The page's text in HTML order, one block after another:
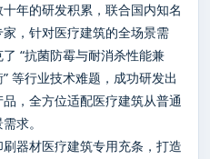
年的研发积累，联合国内知名
，针对医疗建筑的全场景需
“抗菌防霉与耐消杀性能兼
等行业技术难题，成功研发出
，全方位适配医疗建筑从普通
求。
器材医疗建筑专用充条，打造